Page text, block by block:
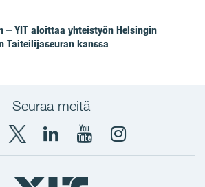
– YIT aloittaa yhteistyön Helsingin
Taiteilijaseuran kanssa
Seuraa meitä
X
YIT
YIT
Corporation
YIT
Corporation
Instagram